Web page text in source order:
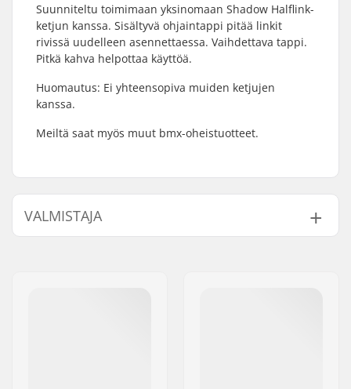
Suunniteltu toimimaan yksinomaan Shadow Halflink-
ketjun kanssa. Sisältyvä ohjaintappi pitää linkit
rivissä uudelleen asennettaessa. Vaihdettava tappi.
Pitkä kahva helpottaa käyttöä.
Huomautus: Ei yhteensopiva muiden ketjujen
kanssa.
Meiltä saat myös muut bmx-oheistuotteet.
VALMISTAJA